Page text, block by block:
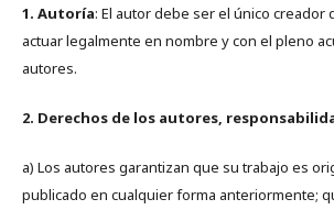
1. Autoría: El autor debe ser el único creador
actuar legalmente en nombre y con el pleno
autores.
2. Derechos de los autores,
a) Los autores garantizan que su trabajo es
publicado en cualquier forma anteriormente;